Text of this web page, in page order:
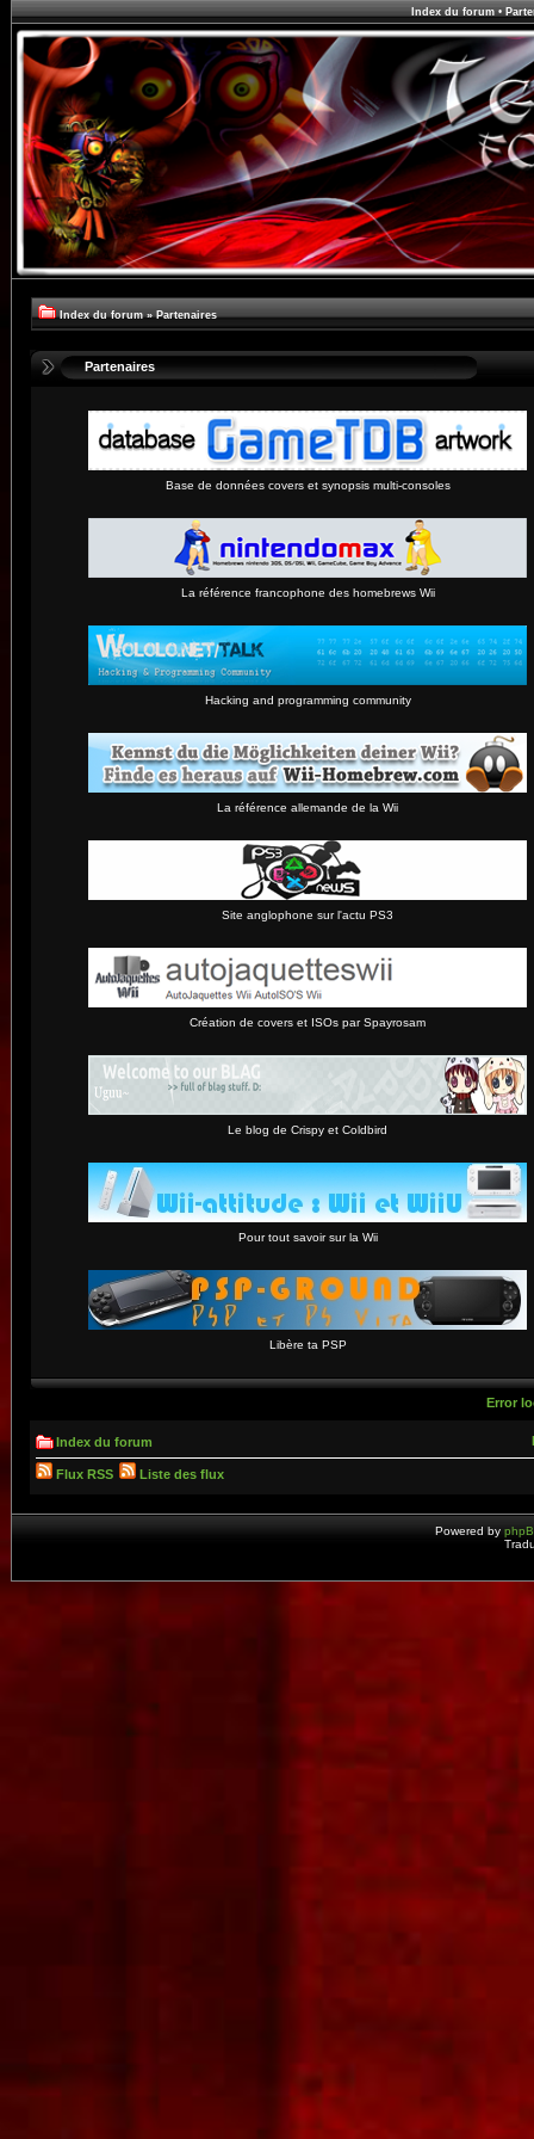
Index du forum•
Index du forum » Partenaires
Partenaires
Base de données covers et synopsis multi-consoles
La référence francophone des homebrews Wii
Hacking and programming community
La référence allemande de la Wii
Site anglophone sur l'actu PS3
Création de covers et ISOs par Spayrosam
Le blog de Crispy et Coldbird
Pour tout savoir sur la Wii
Libère ta PSP
Error
Index du forum
Flux RSS Liste des flux
Powered by